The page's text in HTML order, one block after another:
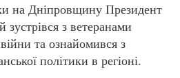
на Дніпровщину Президент
з ветеранами
та ознайомився з
політики в регіоні.